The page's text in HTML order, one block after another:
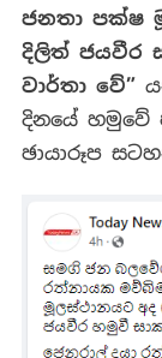
ජනතා පක්ෂ
දිලිත් ජයවීර
වාර්තා වේ”
දින‍යේ හමුවේ
ඡායාරූප